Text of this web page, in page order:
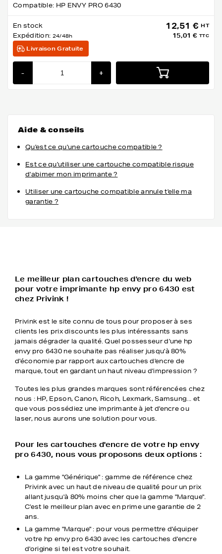
Compatible: HP ENVY PRO 6430
En stock
Expédition: 24/48h
12,51 € HT
15,01 € TTC
Livraison Gratuite
- +
Aide & conseils
Qu'est ce qu'une cartouche compatible ?
Est ce qu'utiliser une cartouche compatible risque
d'abimer mon imprimante ?
Utiliser une cartouche compatible annule t'elle ma
garantie ?
Le meilleur plan cartouches d'encre du web
pour votre imprimante hp envy pro 6430 est
chez Privink !
Privink est le site connu de tous pour proposer à ses
clients les prix discounts les plus intéressants sans
jamais dégrader la qualité. Quel possesseur d'une hp
envy pro 6430 ne souhaite pas réaliser jusqu'à 80%
d'économie par rapport aux cartouches d'encre de
marque, tout en gardant un haut niveau d'impression ?
Toutes les plus grandes marques sont référencées chez
nous : HP, Epson, Canon, Ricoh, Lexmark, Samsung... et
que vous possédiez une imprimante à jet d'encre ou
laser, nous aurons une solution pour vous.
Pour les cartouches d'encre de votre hp envy
pro 6430, nous vous proposons deux options :
La gamme "Générique" : gamme de référence chez
Privink avec un haut de niveau de qualité pour un prix
allant jusqu'à 80% moins cher que la gamme "Marque".
C'est le meilleur plan avec en prime une garantie de 2
ans.
La gamme "Marque" : pour vous permettre d'équiper
votre hp envy pro 6430 avec les cartouches d'encre
d'origine si tel est votre souhait.